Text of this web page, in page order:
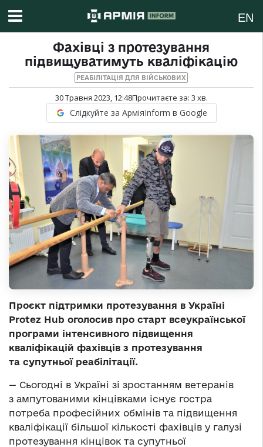
EN
Фахівці з протезування
підвищуватимуть кваліфікацію
РЕАБІЛІТАЦІЯ ДЛЯ ВІЙСЬКОВИХ
30 Травня 2023, 12:48Прочитаєте за: 3 хв.
Слідкуйте за АрміяInform в Google
Проєкт підтримки протезування в Україні
Protez Hub оголосив про старт всеукраїнської
програми інтенсивного підвищення
кваліфікацій фахівців з протезування
та супутньої реабілітації.
— Сьогодні в Україні зі зростанням ветеранів
з ампутованими кінцівками існує гостра
потреба професійних обмінів та підвищення
кваліфікації більшої кількості фахівців у галузі
протезування кінцівок та супутньої